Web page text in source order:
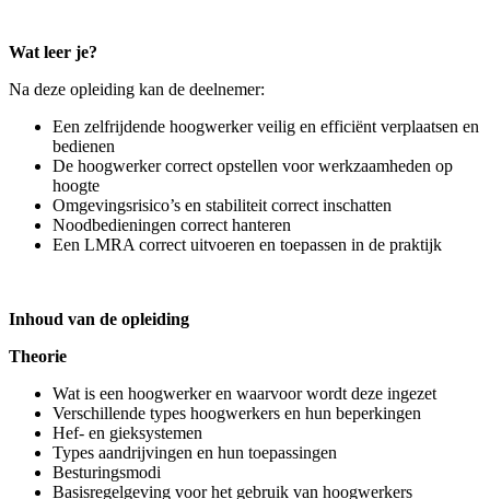
Wat leer je?
Na deze opleiding kan de deelnemer:
Een zelfrijdende hoogwerker veilig en efficiënt verplaatsen en
bedienen
De hoogwerker correct opstellen voor werkzaamheden op
hoogte
Omgevingsrisico’s en stabiliteit correct inschatten
Noodbedieningen correct hanteren
Een LMRA correct uitvoeren en toepassen in de praktijk
Inhoud van de opleiding
Theorie
Wat is een hoogwerker en waarvoor wordt deze ingezet
Verschillende types hoogwerkers en hun beperkingen
Hef- en gieksystemen
Types aandrijvingen en hun toepassingen
Besturingsmodi
Basisregelgeving voor het gebruik van hoogwerkers